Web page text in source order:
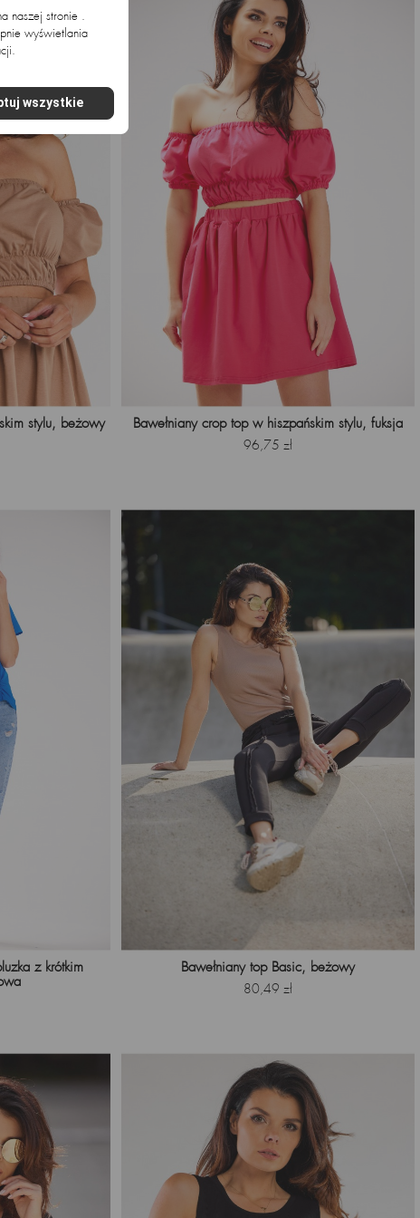
stylu, beżowy Bawełniany crop top w hiszpańskim stylu, fuksja
Cena
96,75 zł
z krótkim
Bawełniany top Basic, beżowy
Cena
80,49 zł
naszej stronie .
wyświetlania
wszystkie